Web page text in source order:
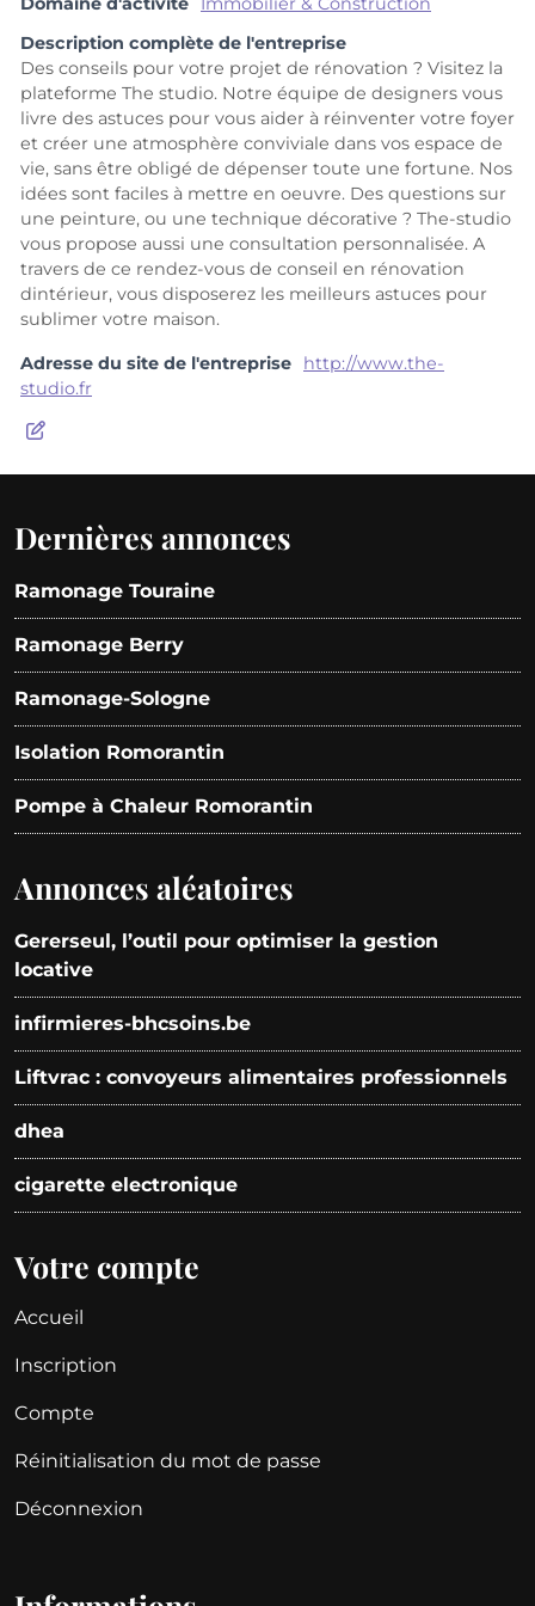
Description complète de l'entreprise
Des conseils pour votre projet de rénovation ? Visitez la
plateforme The studio. Notre équipe de designers vous
livre des astuces pour vous aider à réinventer votre foyer
et créer une atmosphère conviviale dans vos espace de
vie, sans être obligé de dépenser toute une fortune. Nos
idées sont faciles à mettre en oeuvre. Des questions sur
une peinture, ou une technique décorative ? The-studio
vous propose aussi une consultation personnalisée. A
travers de ce rendez-vous de conseil en rénovation
dintérieur, vous disposerez les meilleurs astuces pour
sublimer votre maison.
Adresse du site de l'entreprise
http://www.the-
studio.fr
Dernières annonces
Ramonage Touraine
Ramonage Berry
Ramonage-Sologne
Isolation Romorantin
Pompe à Chaleur Romorantin
Annonces aléatoires
Gererseul, l’outil pour optimiser la gestion
locative
infirmieres-bhcsoins.be
Liftvrac : convoyeurs alimentaires professionnels
dhea
cigarette electronique
Votre compte
Accueil
Inscription
Compte
Réinitialisation du mot de passe
Déconnexion